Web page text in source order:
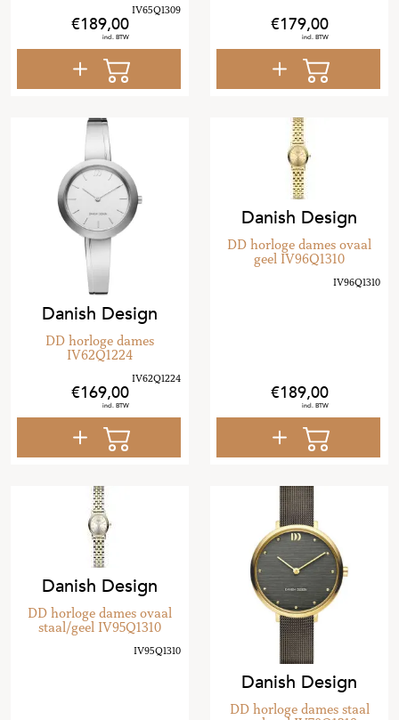
189,00 179,00
Danish Design
DD horloge dames
IV62Q1224
169,00
Danish Design
DD horloge dames ovaal
geel IV96Q1310
189,00
Danish Design
DD horloge dames ovaal
staal/geel IV95Q1310
Danish Design
DD horloge dames staal